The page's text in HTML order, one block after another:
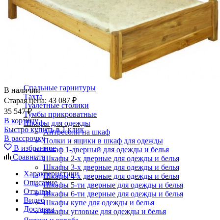
Кровати двуспальные с подъемным механизмом
Кровати полутороспальные с подъемным
Кровати двуспальные
Кровати металлические
Кровати полутороспальные
Решетки и настилы под матрас
Спальные гарнитуры
Тахта
Туалетные столики
Тумбы прикроватные
Шкафы для одежды
Антресоли на шкаф
Полки и ящики в шкаф для одежды
Шкаф 1-дверный для одежды и белья
Шкафы 2-х дверные для одежды и белья
Шкафы 3-х дверные для одежды и белья
Шкафы 4-х дверные для одежды и белья
Шкафы 5-ти дверные для одежды и белья
Шкафы 6-ти дверные для одежды и белья
Шкафы купе для одежды и белья
Шкафы угловые для одежды и белья
В наличии
Старая цена: 43 087 ₽
35 547 ₽
В корзину
Быстро купить в 1 клик
В рассрочку
В избранное
Сравнить
Характеристики
Описание
Отзывы
Видео
Доставка